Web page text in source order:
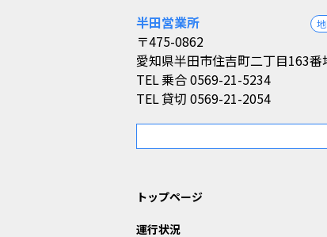
半田営業所
〒475-0862
愛知県半田市住吉町二丁目163番
TEL乗合 0569-21-5234
TEL貸切 0569-21-2054
トップページ
運行状況